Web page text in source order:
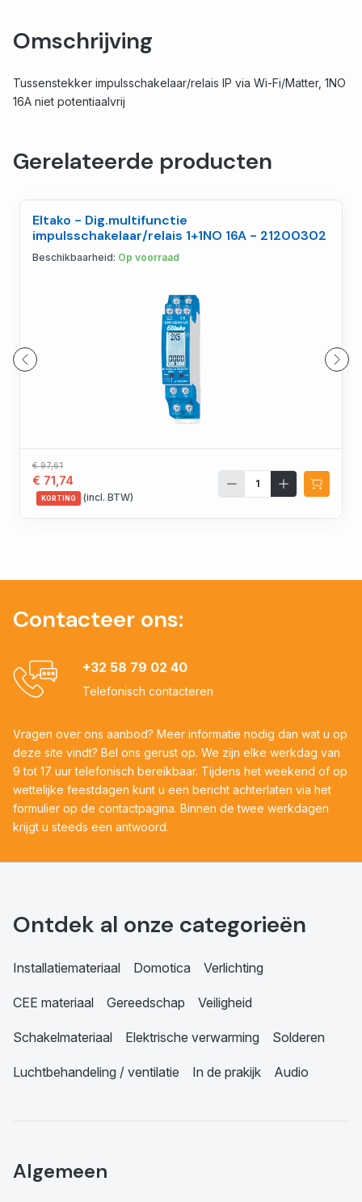
Omschrijving
Tussenstekker impulsschakelaar/relais IP via Wi-Fi/Matter, 1NO
16A niet potentiaalvrij
Gerelateerde producten
Eltako - Dig.multifunctie
impulsschakelaar/relais 1+1NO 16A - 21200302
Beschikbaarheid: Op voorraad
€ 97,61
€ 71,74
KORTING (incl. BTW)
Contacteer ons:
+32 58 79 02 40
Telefonisch contacteren
Vragen over ons aanbod? Meer informatie nodig dan wat u op
deze site vindt? Bel ons gerust op. We zijn elke werkdag van
9 tot 17 uur telefonisch bereikbaar. Tijdens het weekend of op
wettelijke feestdagen kunt u een bericht achterlaten via het
formulier op de contactpagina. Binnen de twee werkdagen
krijgt u steeds een antwoord.
Ontdek al onze categorieën
Installatiemateriaal Domotica Verlichting
CEE materiaal Gereedschap Veiligheid
Schakelmateriaal Elektrische verwarming Solderen
Luchtbehandeling / ventilatie In de prakijk Audio
Algemeen